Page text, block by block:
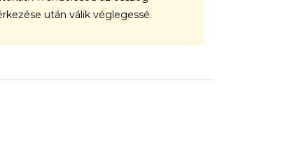
után válik véglegessé.